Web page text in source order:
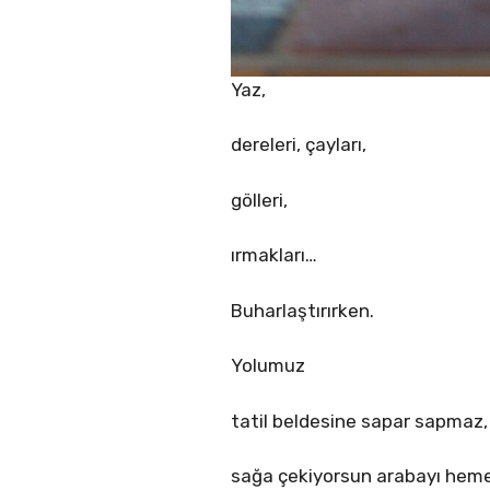
Yaz,
dereleri, çayları,
gölleri,
ırmakları…
Buharlaştırırken.
Yolumuz
tatil beldesine sapar sapmaz,
sağa çekiyorsun arabayı